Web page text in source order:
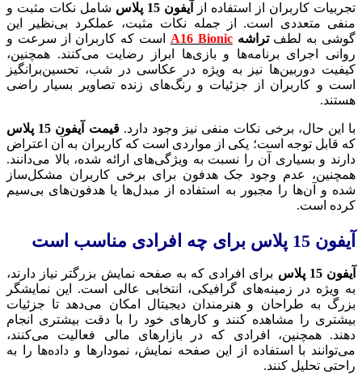
تجربیات کاربران از استفاده از آیفون 15 پلاس
شامل نکات مثبت و
منفی متعددی است. از جمله نکات مثبت، عملکرد بی‌نظیر این
گوشی به لطفتراشهA16 Bionic است که کاربران از سرعت و
روانی اجرای برنامه‌ها و بازی‌ها ابراز رضایت می‌کنند. همچنین،
کیفیت دوربین‌ها نیز به ویژه در عکاسی در شب، تحسین‌برانگیز
است و کاربران از جزئیات و رنگ‌های زنده تصاویر بسیار راضی
هستند.
با این حال، برخی نکات منفی نیز وجود دارد.قیمت آیفون 15 پلاس
که قابل توجه است؛ یکی از مواردی است که کاربران به آن اعتراض
دارند و بسیاری آن را نسبت به ویژگی‌های ارائه شده، بالا می‌دانند.
همچنین، عدم وجود جک هدفون برای برخی کاربران مشکل‌ساز
شده و آن‌ها را مجبور به استفاده از مبدل‌ها یا هدفون‌های بی‌سیم
کرده است.
آیفون 15 پلاس برای چه افرادی مناسب است
آیفون 15 پلاس
برای افرادی که به صفحه نمایش بزرگتر نیاز دارند،
به ویژه در زمینه‌های گرافیکی، انتخابی عالی است. این نمایشگر
بزرگ به طراحان و هنرمندان دیجیتال امکان می‌دهد تا جزئیات
بیشتری را مشاهده کنند و کارهای خود را با دقت بیشتری انجام
دهند. همچنین، افرادی که در بازارهای مالی فعالیت می‌کنند،
می‌توانند با استفاده از این صفحه نمایش، نمودارها و داده‌ها را به
راحتی تحلیل کنند.